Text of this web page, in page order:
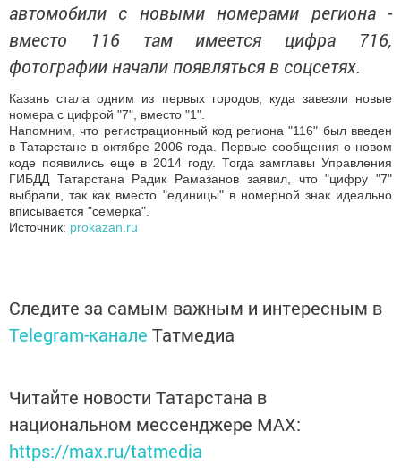
автомобили с новыми номерами региона -
вместо 116 там имеется цифра 716,
фотографии начали появляться в соцсетях.
Казань стала одним из первых городов, куда завезли новые
номера с цифрой "7", вместо "1".
Напомним, что регистрационный код региона "116" был введен
в Татарстане в октябре 2006 года. Первые сообщения о новом
коде появились еще в 2014 году. Тогда замглавы Управления
ГИБДД Татарстана Радик Рамазанов заявил, что "цифру "7"
выбрали, так как вместо "единицы" в номерной знак идеально
вписывается "семерка".
Источник: prokazan.ru
Следите за самым важным и интересным в
Telegram-канале Татмедиа
Читайте новости Татарстана в
национальном мессенджере MАХ:
https://max.ru/tatmedia